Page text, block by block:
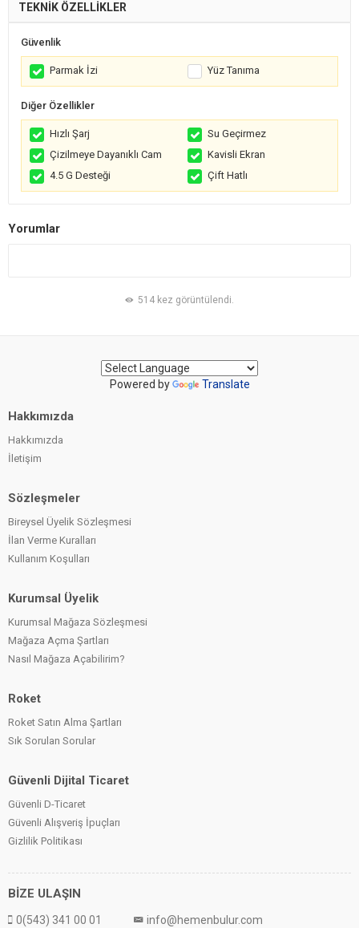
TEKNİK ÖZELLİKLER
Güvenlik
Parmak İzi Yüz Tanıma
Diğer Özellikler
Hızlı Şarj
Su Geçirmez
Çizilmeye Dayanıklı Cam
Kavisli Ekran
4.5 G Desteği
Çift Hatlı
Yorumlar
514 kez görüntülendi.
Powered by Translate
Hakkımızda
Hakkımızda
İletişim
Sözleşmeler
Bireysel Üyelik Sözleşmesi
İlan Verme Kuralları
Kullanım Koşulları
Kurumsal Üyelik
Kurumsal Mağaza Sözleşmesi
Mağaza Açma Şartları
Nasıl Mağaza Açabilirim?
Roket
Roket Satın Alma Şartları
Sık Sorulan Sorular
Güvenli Dijital Ticaret
Güvenli D-Ticaret
Güvenli Alışveriş İpuçları
Gizlilik Politikası
BİZE ULAŞIN
0(543) 341 00 01 info@hemenbulur.com